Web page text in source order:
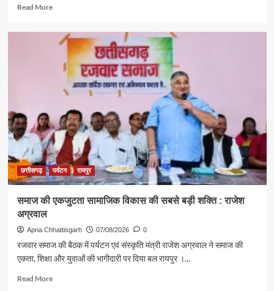
Read MoreRead
पर्यटन
संस्कृति
राजेश
अग्रवाल
दिया
स्वदेशी
अपनाने
का
संदेश
छत्तीसगढ़ पर्यटन रायपुर
समाज की एकजुटता सामाजिक विकास की सबसे बड़ी शक्ति : राजेश
अग्रवाल
Apna Chhattisgarh 07/08/2026 0
रजवार समाज की बैठक में पर्यटन एवं संस्कृति मंत्री राजेश अग्रवाल ने समाज की
एकता, शिक्षा और युवाओं की भागीदारी पर दिया बल रायपुर ।...
Read MoreRead